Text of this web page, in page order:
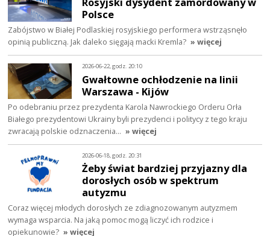
Polsce
Zabójstwo w Białej Podlaskiej rosyjskiego performera wstrząsnęło
opinią publiczną. Jak daleko sięgają macki Kremla? » więcej
2026-06-22, godz. 20:10
Gwałtowne ochłodzenie na linii
Warszawa - Kijów
Po odebraniu przez prezydenta Karola Nawrockiego Orderu Orła
Białego prezydentowi Ukrainy byli prezydenci i politycy z tego kraju
zwracają polskie odznaczenia… » więcej
2026-06-18, godz. 20:31
Żeby świat bardziej przyjazny dla
dorosłych osób w spektrum
autyzmu
Coraz więcej młodych dorosłych ze zdiagnozowanym autyzmem
wymaga wsparcia. Na jaką pomoc mogą liczyć ich rodzice i
opiekunowie? » więcej